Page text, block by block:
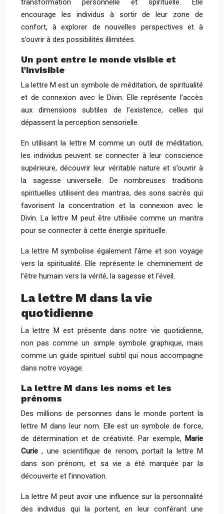
transformation personnelle et spirituelle. Elle
encourage les individus à sortir de leur zone de
confort, à explorer de nouvelles perspectives et à
s’ouvrir à des possibilités illimitées.
Un pont entre le monde visible et
l’invisible
La lettre M est un symbole de méditation, de spiritualité
et de connexion avec le Divin. Elle représente l’accès
aux dimensions subtiles de l’existence, celles qui
dépassent la perception sensorielle.
En utilisant la lettre M comme un outil de méditation,
les individus peuvent se connecter à leur conscience
supérieure, découvrir leur véritable nature et s’ouvrir à
la sagesse universelle. De nombreuses traditions
spirituelles utilisent des mantras, des sons sacrés qui
favorisent la concentration et la connexion avec le
Divin. La lettre M peut être utilisée comme un mantra
pour se connecter à cette énergie spirituelle.
La lettre M symbolise également l’âme et son voyage
vers la spiritualité. Elle représente le cheminement de
l’être humain vers la vérité, la sagesse et l’éveil.
La lettre M dans la vie
quotidienne
La lettre M est présente dans notre vie quotidienne,
non pas comme un simple symbole graphique, mais
comme un guide spirituel subtil qui nous accompagne
dans notre voyage.
La lettre M dans les noms et les
prénoms
Des millions de personnes dans le monde portent la
lettre M dans leur nom. Elle est un symbole de force,
de détermination et de créativité. Par exemple, Marie
Curie, une scientifique de renom, portait la lettre M
dans son prénom, et sa vie a été marquée par la
découverte et l’innovation.
La lettre M peut avoir une influence sur la personnalité
des individus qui la portent, en leur conférant une